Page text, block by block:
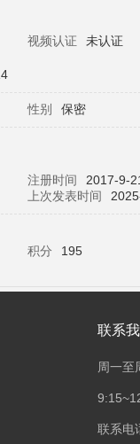
视频认证 未认证
性别 保密
注册时间
2017-9-
上次发表时间
积分 195
联系
周一至
联系电